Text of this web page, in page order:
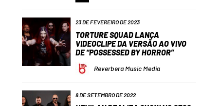
23 DE FEVEREIRO DE 2023
TORTURE SQUAD LANÇA
VIDEOCLIPE DA VERSÃO AO VIVO
DE “POSSESSED BY HORROR”
Reverbera Music Media
8 DE SETEMBRO DE 2022